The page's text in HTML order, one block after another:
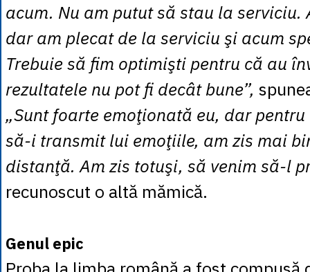
acum. Nu am putut să stau la
dar am plecat de la serviciu şi acum
Trebuie să fim optimişti pentru că au
rezultatele nu pot fi decât bune”,
„Sunt foarte emoţionată eu, dar
să-i transmit lui emoţiile, am zis mai
distanţă. Am zis totuşi, să venim să-l
recunoscut o altă mămică.
Genul epic